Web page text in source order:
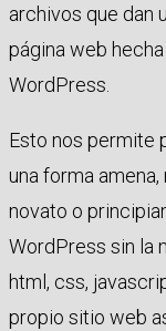
archivos que dan
página web
WordPress.
Esto nos permite
una forma
novato o
WordPress sin la
html, css,
propio sitio web